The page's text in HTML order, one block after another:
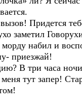
Придется
заметил
набил и
приезжай!
В три часа
тут запер!